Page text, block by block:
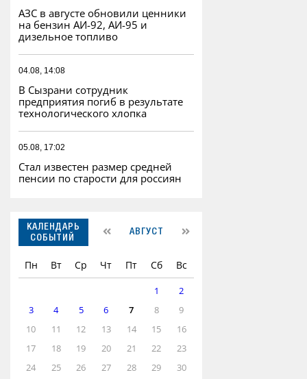
АЗС в августе обновили ценники
на бензин АИ-92, АИ-95 и
дизельное топливо
04.08, 14:08
В Сызрани сотрудник
предприятия погиб в результате
технологического хлопка
05.08, 17:02
Стал известен размер средней
пенсии по старости для россиян
КАЛЕНДАРЬ
СОБЫТИЙ
АВГУСТ
Пн Вт Ср Чт Пт Сб Вс
1
2
3
4 5 6 7 8
9
10
11 12 13 14 15
16
17
18 19 20 21 22
23
24
25 26 27 28 29 30